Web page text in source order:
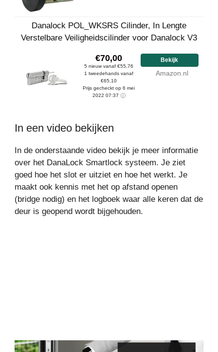
Danalock POL_WKSRS Cilinder, In Lengte
Verstelbare Veiligheidscilinder voor Danalock V3
€70,00
5 nieuw vanaf €55,76
1 tweedehands vanaf
€65,10
Prijs gecheckt op 6 mei
2022 07:37
Bekijk
Amazon.nl
In een video bekijken
In de onderstaande video bekijk je meer informatie
over het DanaLock Smartlock systeem. Je ziet
goed hoe het slot er uitziet en hoe het werkt. Je
maakt ook kennis met het op afstand openen
(bridge nodig) en het logboek waar alle keren dat de
deur is geopend wordt bijgehouden.